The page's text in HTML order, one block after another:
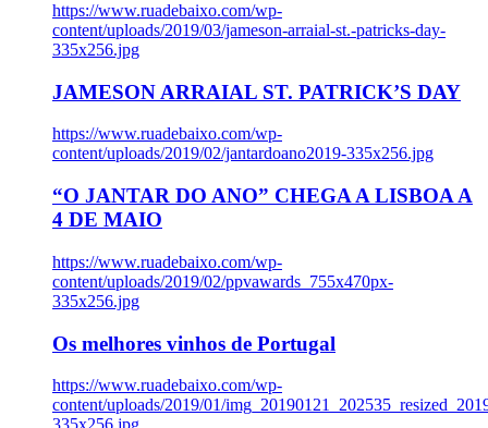
https://www.ruadebaixo.com/wp-
content/uploads/2019/03/jameson-arraial-st.-patricks-day-
335x256.jpg
JAMESON ARRAIAL ST. PATRICK’S DAY
https://www.ruadebaixo.com/wp-
content/uploads/2019/02/jantardoano2019-335x256.jpg
“O JANTAR DO ANO” CHEGA A LISBOA A
4 DE MAIO
https://www.ruadebaixo.com/wp-
content/uploads/2019/02/ppvawards_755x470px-
335x256.jpg
Os melhores vinhos de Portugal
https://www.ruadebaixo.com/wp-
content/uploads/2019/01/